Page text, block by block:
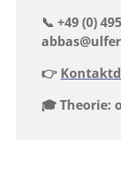
📞 +49 (0)
👉
🎓 Theorie: